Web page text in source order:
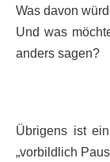
Was davon
Und was
anders sagen?
Übrigens ist
„vorbildlich